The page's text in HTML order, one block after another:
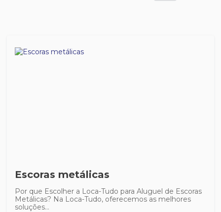
Escoras metálicas
Por que Escolher a Loca-Tudo para Aluguel de Escoras
Metálicas? Na Loca-Tudo, oferecemos as melhores
soluções...